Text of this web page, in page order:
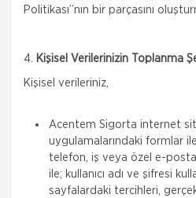
Politikası”nın bir parçasını
4. Kişisel Verilerinizin Toplanma
Kişisel verileriniz,
Acentem Sigorta internet
uygulamalarındaki formlar
telefon, iş veya özel e-
ile; kullanıcı adı ve şifresi
sayfalardaki tercihleri,